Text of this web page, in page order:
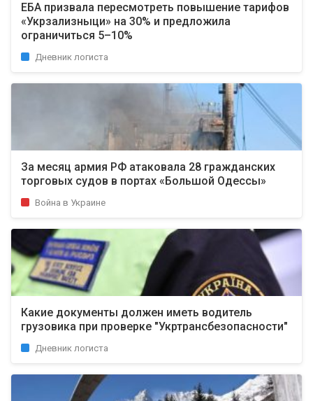
ЕБА призвала пересмотреть повышение тарифов
«Укрзализныци» на 30% и предложила
ограничиться 5–10%
Дневник логиста
За месяц армия РФ атаковала 28 гражданских
торговых судов в портах «Большой Одессы»
Война в Украине
Какие документы должен иметь водитель
грузовика при проверке "Укртрансбезопасности"
Дневник логиста